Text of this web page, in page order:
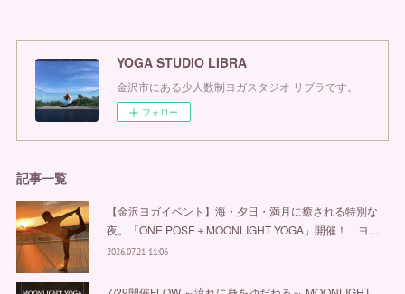
YOGA STUDIO LIBRA
金沢市にある少人数制ヨガスタジオ リブラです。
フォロー
記事一覧
【金沢ヨガイベント】海・夕日・満月に癒される特別な
夜。「ONE POSE＋MOONLIGHT YOGA」開催！ ヨ…
2026.07.21 11:06